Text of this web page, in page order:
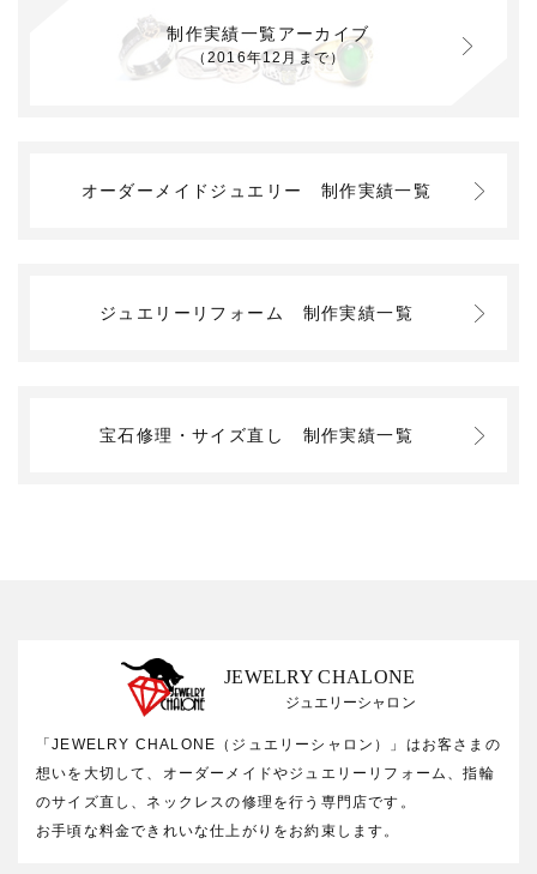
制作実績一覧アーカイブ
（2016年12月まで）
オーダーメイドジュエリー 制作実績一覧
ジュエリーリフォーム 制作実績一覧
宝石修理・サイズ直し 制作実績一覧
JEWELRY CHALONE
ジュエリーシャロン
「JEWELRY CHALONE（ジュエリーシャロン）」はお客さまの
想いを大切して、オーダーメイドやジュエリーリフォーム、指輪
のサイズ直し、ネックレスの修理を行う専門店です。
お手頃な料金できれいな仕上がりをお約束します。